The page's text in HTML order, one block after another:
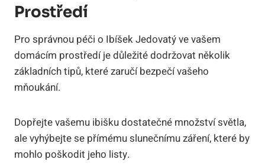
Prostředí
Pro správnou péči o Ibíšek Jedovatý ve vašem
domácím prostředí je důležité dodržovat několik
základních tipů, které zaručí bezpečí vašeho
mňoukání.
Dopřejte vašemu ibišku dostatečné množství světla,
ale vyhýbejte se přímému slunečnímu záření, které by
mohlo poškodit jeho listy.